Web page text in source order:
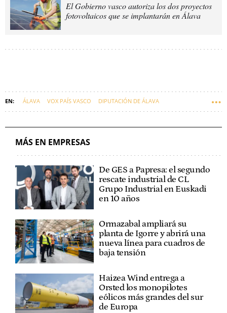
El Gobierno vasco autoriza los dos proyectos
fotovoltaicos que se implantarán en Álava
ÁLAVA VOX PAÍS VASCO DIPUTACIÓN DE ÁLAVA
RAMIRO GONZÁLEZ
MÁS EN EMPRESAS
De GES a Papresa: el segundo
rescate industrial de CL
Grupo Industrial en Euskadi
en 10 años
Ormazabal ampliará su
planta de Igorre y abrirá una
nueva línea para cuadros de
baja tensión
Haizea Wind entrega a
Orsted los monopilotes
eólicos más grandes del sur
de Europa